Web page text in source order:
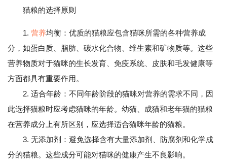
猫粮的选择原则
1. 营养均衡：优质的猫粮应包含猫咪所需的各种营养成
分，如蛋白质、脂肪、碳水化合物、维生素和矿物质等。这些
营养物质对于猫咪的生长发育、免疫系统、皮肤和毛发健康等
方面都具有重要作用。
2. 适合年龄：不同年龄阶段的猫咪对营养的需求不同，因
此选择猫粮时应考虑猫咪的年龄。幼猫、成猫和老年猫的猫粮
在营养成分上有所区别，应选择适合猫咪年龄的猫粮。
3. 无添加剂：避免选择含有大量添加剂、防腐剂和化学成
分的猫粮。这些成分可能对猫咪的健康产生不良影响。